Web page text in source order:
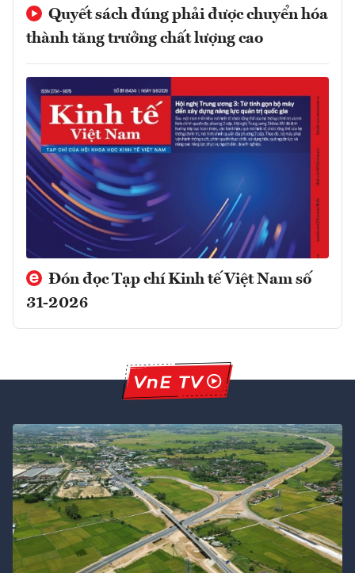
Quyết sách đúng phải được chuyển hóa
thành tăng trưởng chất lượng cao
Đón đọc Tạp chí Kinh tế Việt Nam số
31-2026